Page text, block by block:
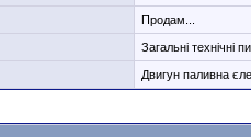
Продам...
Загальні технічні
Двигун паливна